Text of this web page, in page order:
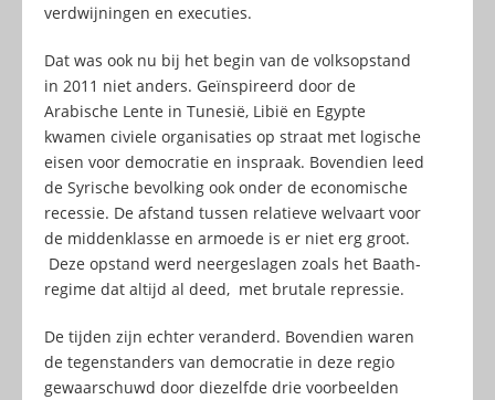
verdwijningen en executies.
Dat was ook nu bij het begin van de volksopstand
in 2011 niet anders. Geïnspireerd door de
Arabische Lente in Tunesië, Libië en Egypte
kwamen civiele organisaties op straat met logische
eisen voor democratie en inspraak. Bovendien leed
de Syrische bevolking ook onder de economische
recessie. De afstand tussen relatieve welvaart voor
de middenklasse en armoede is er niet erg groot.
Deze opstand werd neergeslagen zoals het Baath-
regime dat altijd al deed, met brutale repressie.
De tijden zijn echter veranderd. Bovendien waren
de tegenstanders van democratie in deze regio
gewaarschuwd door diezelfde drie voorbeelden